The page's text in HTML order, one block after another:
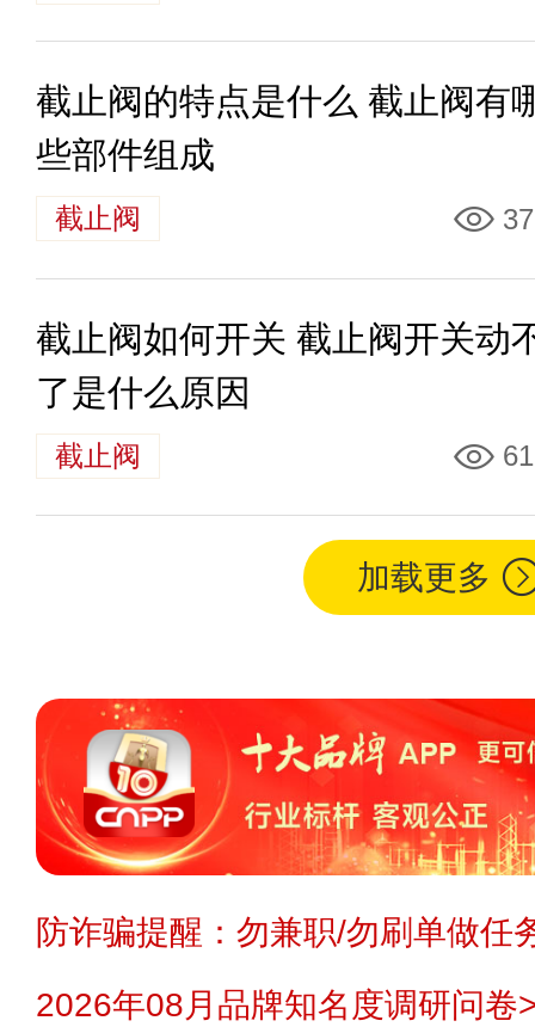
截止阀的特点是什么 截止阀有
些部件组成
截止阀
截止阀如何开关 截止阀开关动
了是什么原因
截止阀
加载更多
防诈骗提醒：勿兼职/勿刷单做任
2026年08月品牌知名度调研问卷